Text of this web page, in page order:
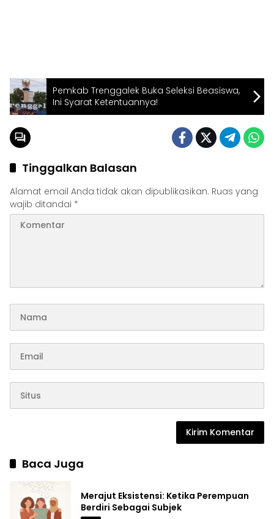
Pemkab Trenggalek Buka Seleksi Beasiswa,
Ini Syarat Ketentuannya!
Tinggalkan Balasan
Alamat email Anda tidak akan dipublikasikan. Ruas yang
wajib ditandai *
Baca Juga
Merajut Eksistensi: Ketika Perempuan
Berdiri Sebagai Subjek